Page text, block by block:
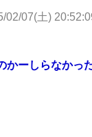
02/07(土)
かーしらなかっ